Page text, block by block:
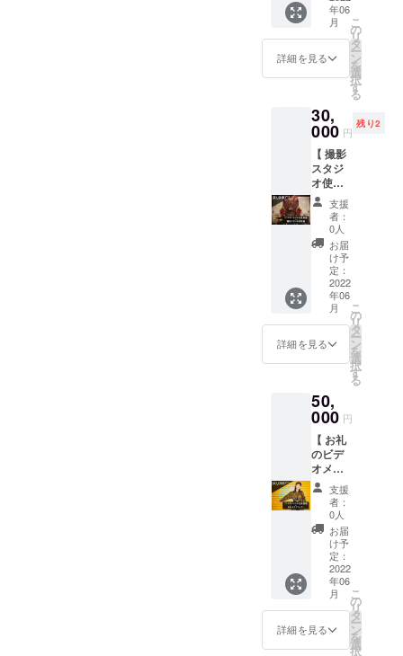
ドロー
ルにお
名前を
掲載さ
備考欄
に希望
のお名
前をご
記入く
ださい
〈内
容〉 ・
手書き
お礼
メッ
セージ
入りの
オフ
ショッ
ト写真
データ
掲載 ※
掲載希
文字数
が長す
ぎるも
のなど
掲載に
適して
いない
場合は
別途相
談させ
ていた
だくこ
ります
にエキ
ストラ
として
出演で
きる権
利で
（男女
ともに
参加可
能） 撮
影場
所：
StudioB
e （C
Studio
） WEB
サイ
ト：
https://
studio-
be.net/2
nd/studi
o/#/20
studio-
be.net/2
nd/acce
ss/ 撮影
日付：
2022年
5月14
日,15
日,21
日,22日
のいず
れかの1
日 撮影
時間：
17:00-
19:00（
予定）
年06
月
詳細を見る
こ
の
リ
タ
ー
ン
を
選
択
す
る
30,
000 円
残り2
【 撮影
スタジ
オ使用
権 】\\
限定２
組 // 今
回の
ミュー
ジック
ビデオ
撮影に
利用す
るスタ
ジオ [
StudioB
e ] の
Studio
」の一
部エリ
アを2時
間使用
できる
権利で
す。
WEBサ
イト：
https://
studio-
be.net/2
nd/studi
o/#/20
アクセ
ス：
支援
者：
0人
お届
け予
定：
2022
年06
月
詳細を見る
こ
の
リ
タ
ー
ン
を
選
択
す
る
50,
000 円
【 お礼
のビデ
オメッ
セージ
】
ミュー
ジック
ビデオ
撮影時
に撮影
したお
礼のビ
デオ
メッ
セージ
支援
者：
0人
お届
け予
定：
2022
年06
月
詳細を見る
こ
の
リ
タ
ー
ン
を
選
択